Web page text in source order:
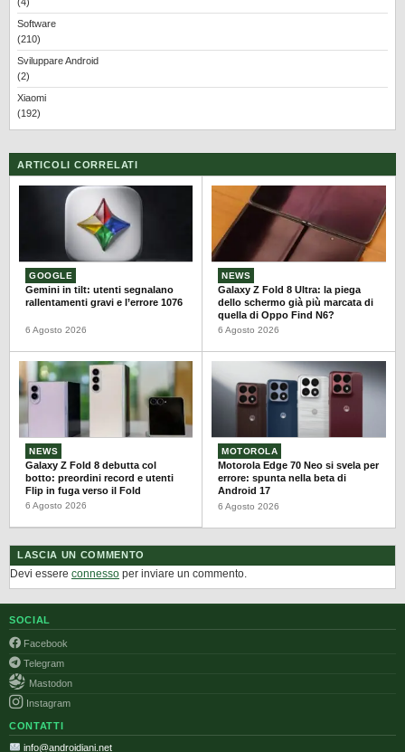
Software
(210)
Sviluppare Android
(2)
Xiaomi
(192)
ARTICOLI CORRELATI
GOOGLE
Gemini in tilt: utenti segnalano
rallentamenti gravi e l’errore 1076
6 Agosto 2026
NEWS
Galaxy Z Fold 8 Ultra: la piega
dello schermo già più marcata di
quella di Oppo Find N6?
6 Agosto 2026
NEWS
Galaxy Z Fold 8 debutta col
botto: preordini record e utenti
Flip in fuga verso il Fold
6 Agosto 2026
MOTOROLA
Motorola Edge 70 Neo si svela per
errore: spunta nella beta di
Android 17
6 Agosto 2026
LASCIA UN COMMENTO
Devi essere connesso per inviare un commento.
SOCIAL
Facebook
Telegram
Mastodon
Instagram
CONTATTI
info@androidiani.net